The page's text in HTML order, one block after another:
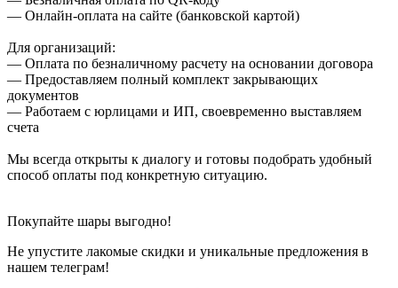
— Онлайн-оплата на сайте (банковской картой)
Для организаций:
— Оплата по безналичному расчету на основании договора
— Предоставляем полный комплект закрывающих
документов
— Работаем с юрлицами и ИП, своевременно выставляем
счета
Мы всегда открыты к диалогу и готовы подобрать удобный
способ оплаты под конкретную ситуацию.
Покупайте шары выгодно!
Не упустите лакомые скидки и уникальные предложения в
нашем телеграм!